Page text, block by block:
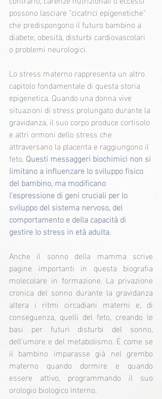
possono lasciare "cicatrici epigenetiche"
che predispongono il futuro bambino a
diabete, obesità, disturbi cardiovascolari
o problemi neurologici.
Lo stress materno rappresenta un altro
capitolo fondamentale di questa storia
epigenetica. Quando una donna vive
situazioni di stress prolungato durante la
gravidanza, il suo corpo produce cortisolo
e altri ormoni dello stress che
attraversano la placenta e raggiungono il
feto. Questi messaggeri biochimici non si
limitano a influenzare lo sviluppo fisico
del bambino, ma modificano
l'espressione di geni cruciali per lo
sviluppo del sistema nervoso, del
comportamento e della capacità di
gestire lo stress in età adulta.
Anche il sonno della mamma scrive
pagine importanti in questa biografia
molecolare in formazione. La privazione
cronica del sonno durante la gravidanza
altera i ritmi circadiani materni e, di
conseguenza, quelli del feto, creando le
basi per futuri disturbi del sonno,
dell'umore e del metabolismo. È come se
il bambino imparasse già nel grembo
materno quando dormire e quando
essere attivo, programmando il suo
orologio biologico interno.